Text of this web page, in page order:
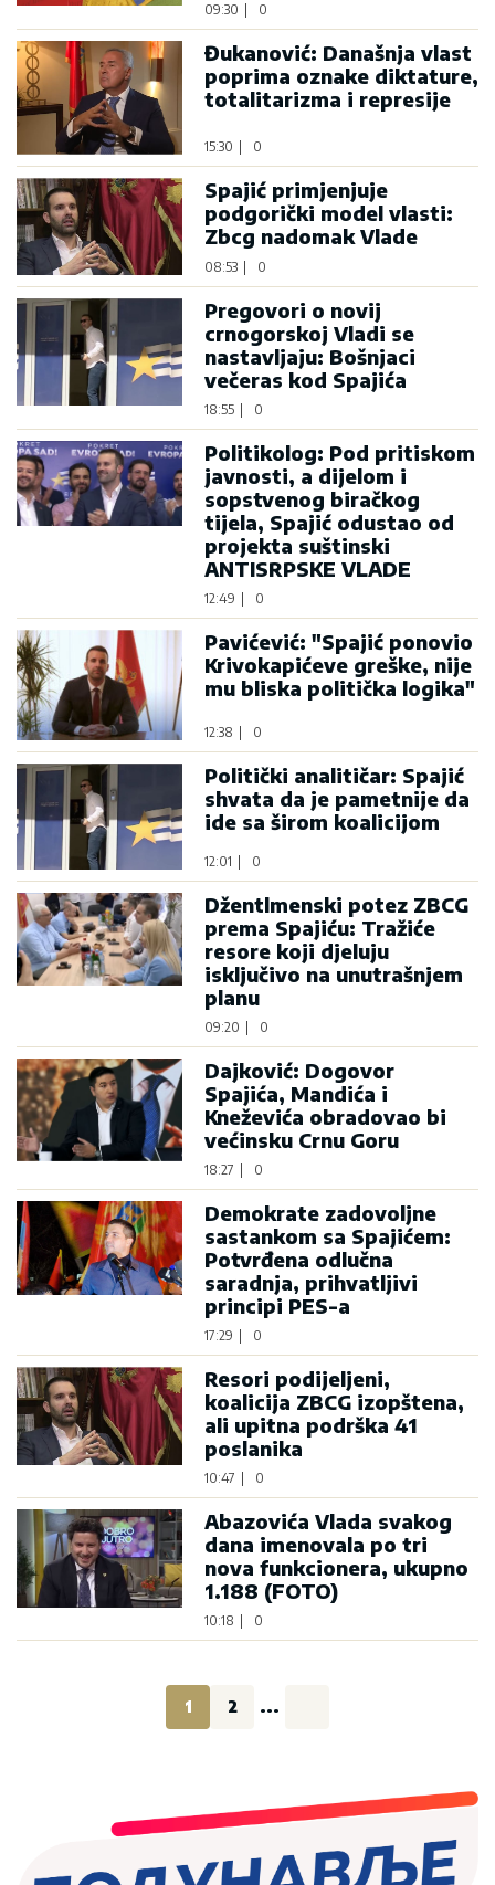
09:30 0
Đukanović: Današnja vlast
poprima oznake diktature,
totalitarizma i represije
15:30 0
Spajić primjenjuje
podgorički model vlasti:
Zbcg nadomak Vlade
08:53 0
Pregovori o novij
crnogorskoj Vladi se
nastavljaju: Bošnjaci
večeras kod Spajića
18:55 0
Politikolog: Pod pritiskom
javnosti, a dijelom i
sopstvenog biračkog
tijela, Spajić odustao od
projekta suštinski
ANTISRPSKE VLADE
12:49 0
Pavićević: "Spajić ponovio
Krivokapićeve greške, nije
mu bliska politička logika"
12:38 0
Politički analitičar: Spajić
shvata da je pametnije da
ide sa širom koalicijom
12:01 0
Džentlmenski potez ZBCG
prema Spajiću: Tražiće
resore koji djeluju
isključivo na unutrašnjem
planu
09:20 0
Dajković: Dogovor
Spajića, Mandića i
Kneževića obradovao bi
većinsku Crnu Goru
18:27 0
Demokrate zadovoljne
sastankom sa Spajićem:
Potvrđena odlučna
saradnja, prihvatljivi
principi PES-a
17:29 0
Resori podijeljeni,
koalicija ZBCG izopštena,
ali upitna podrška 41
poslanika
10:47 0
Abazovića Vlada svakog
dana imenovala po tri
nova funkcionera, ukupno
1.188 (FOTO)
10:18 0
1 2 ...